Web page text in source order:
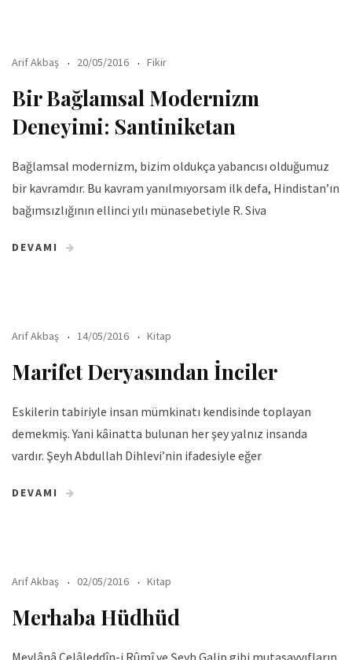
Arif Akbaş 20/05/2016 Fikir
Bir Bağlamsal Modernizm
Deneyimi: Santiniketan
Bağlamsal modernizm, bizim oldukça yabancısı olduğumuz
bir kavramdır. Bu kavram yanılmıyorsam ilk defa, Hindistan’ın
bağımsızlığının ellinci yılı münasebetiyle R. Siva
DEVAMI
Arif Akbaş 14/05/2016 Kitap
Marifet Deryasından İnciler
Eskilerin tabiriyle insan mümkinatı kendisinde toplayan
demekmiş. Yani kâinatta bulunan her şey yalnız insanda
vardır. Şeyh Abdullah Dihlevi’nin ifadesiyle eğer
DEVAMI
Arif Akbaş 02/05/2016 Kitap
Merhaba Hüdhüd
Mevlânâ Celâleddîn-i Rûmî ve Şeyh Galip gibi mutasavvıfların